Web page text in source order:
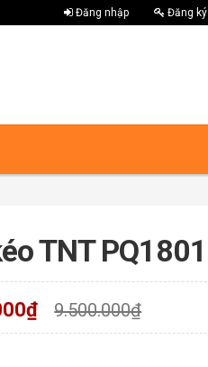
Đăng nhập Đăng ký
TNT PQ1801
9.500.000₫